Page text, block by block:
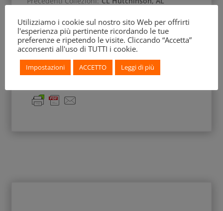
Frothingham
Anno Scoperta: 1895
Utilizziamo i cookie sul nostro sito Web per offrirti
l'esperienza più pertinente ricordando le tue
preferenze e ripetendo le visite. Cliccando “Accetta”
acconsenti all'uso di TUTTI i cookie.
Impostazioni ACCETTO Leggi di più